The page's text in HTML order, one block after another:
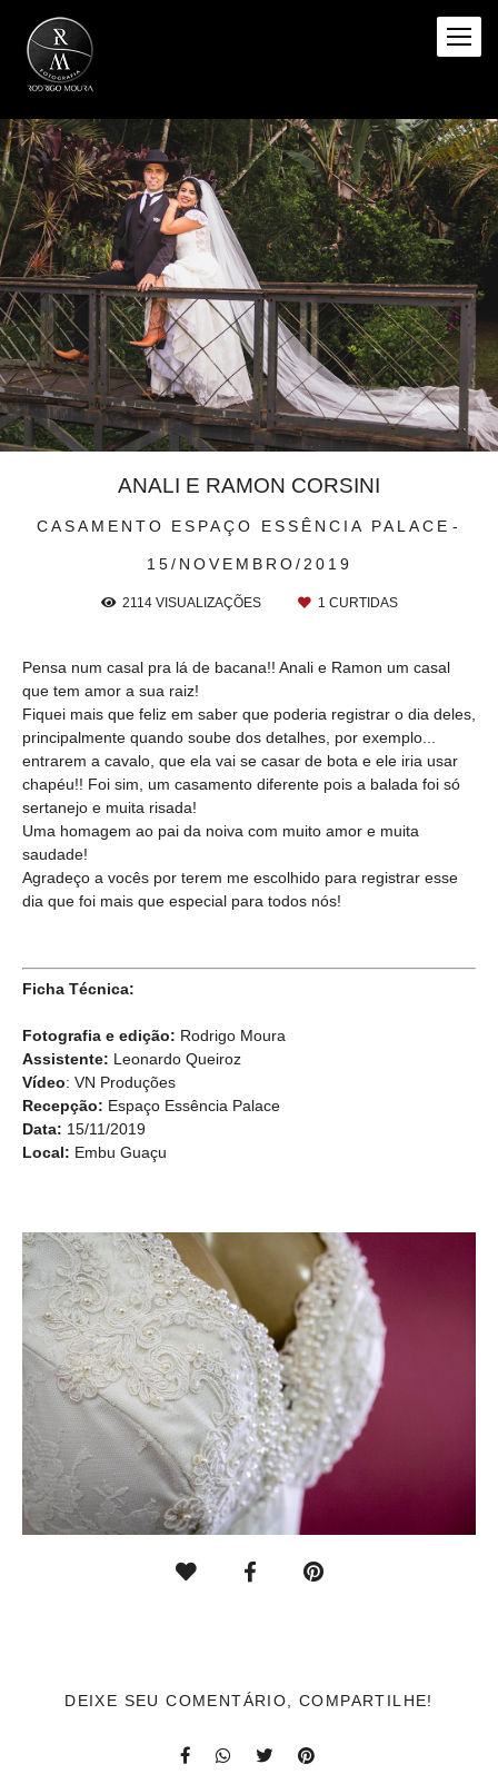
CASAMENTO ESPAÇO ESSÊNCIA PALACE
15/NOVEMBRO/2019
ANALI E RAMON CORSINI
2114VISUALIZAÇÕES 1 CURTIDAS
Pensa num casal pra lá de bacana!! Anali e Ramon um casal
que tem amor a sua raiz!
Fiquei mais que feliz em saber que poderia registrar o dia deles,
principalmente quando soube dos detalhes, por exemplo...
entrarem a cavalo, que ela vai se casar de bota e ele iria usar
chapéu!! Foi sim, um casamento diferente pois a balada foi só
sertanejo e muita risada!
Uma homagem ao pai da noiva com muito amor e muita
saudade!
Agradeço a vocês por terem me escolhido para registrar esse
dia que foi mais que especial para todos nós!
Ficha Técnica:
Fotografia e edição: Rodrigo Moura
Assistente: Leonardo Queiroz
Vídeo: VN Produções
Recepção: Espaço Essência Palace
Data: 15/11/2019
Local: Embu Guaçu
DEIXE SEU COMENTÁRIO, COMPARTILHE!